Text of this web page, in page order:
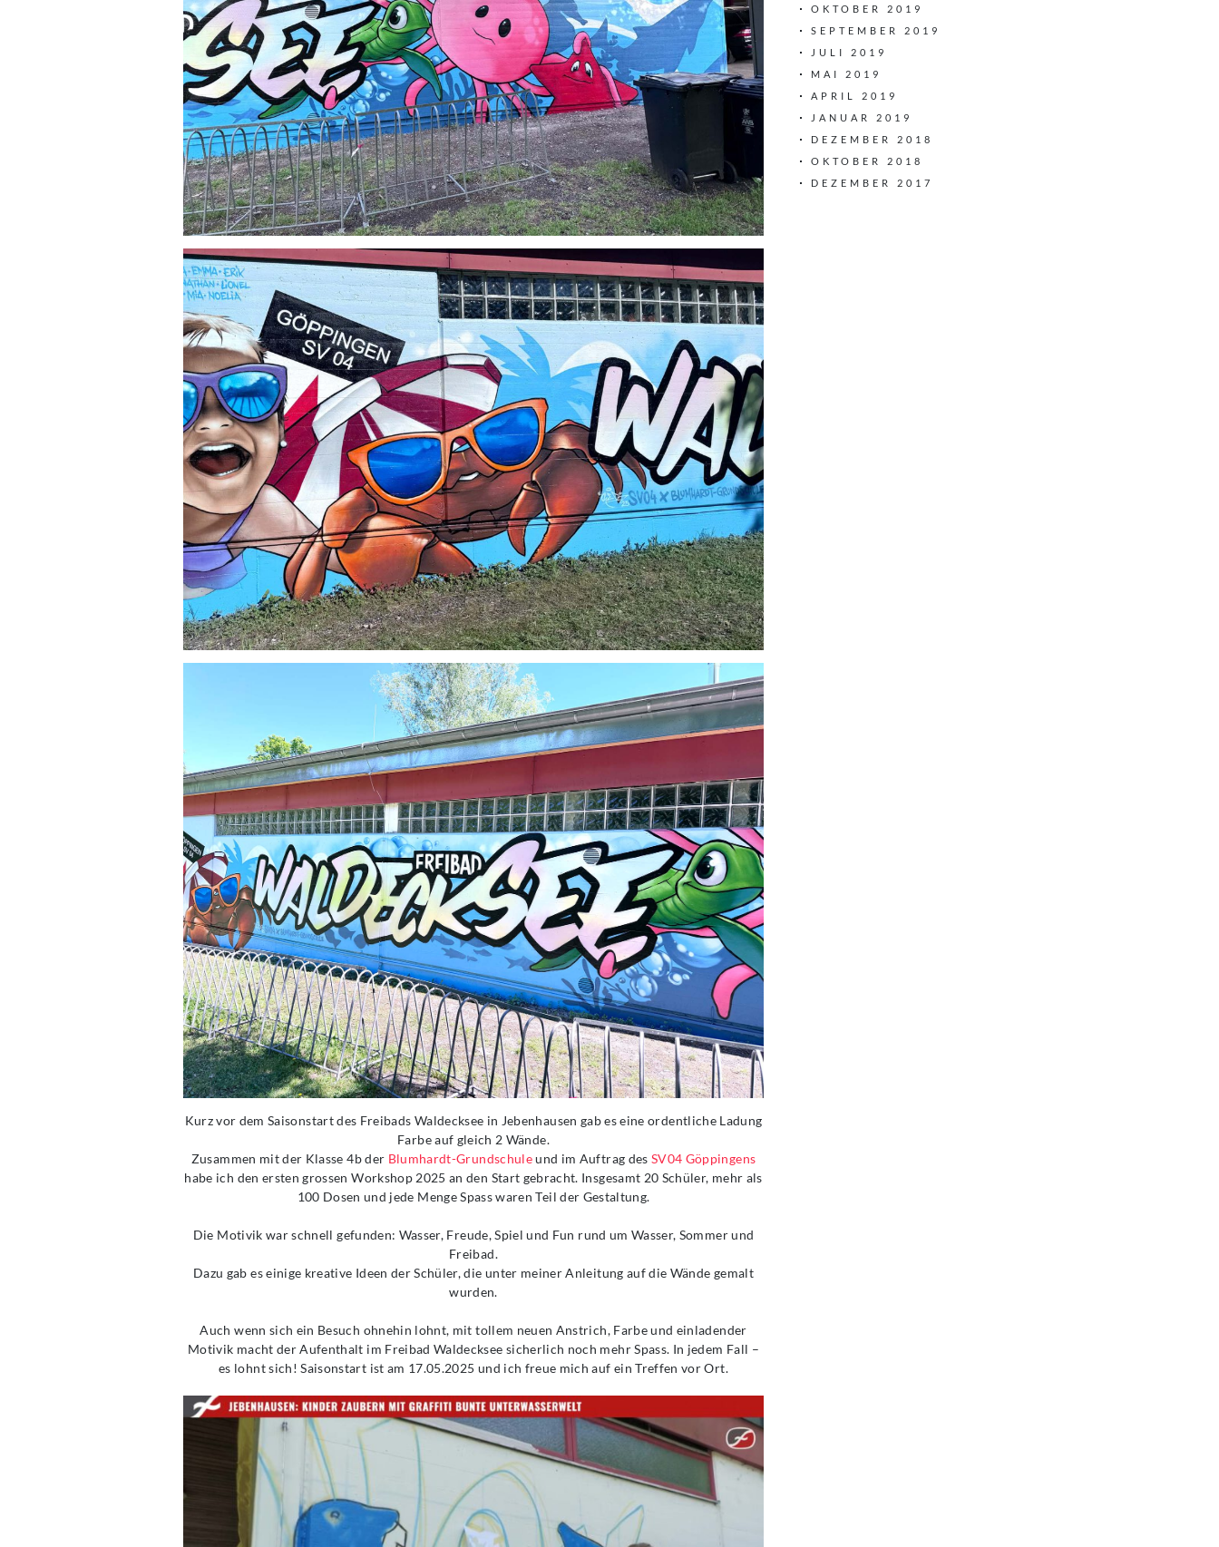
Kurz vor dem Saisonstart des Freibads Waldecksee in Jebenhausen gab es eine ordentliche Ladung
Farbe auf gleich 2 Wände.
Zusammen mit der Klasse 4b der Blumhardt-Grundschuleund im Auftrag des SV04 Göppingens
habe ich den ersten grossen Workshop 2025 an den Start gebracht. Insgesamt 20 Schüler, mehr als
100 Dosen und jede Menge Spass waren Teil der Gestaltung.
Die Motivik war schnell gefunden: Wasser, Freude, Spiel und Fun rund um Wasser, Sommer und
Freibad.
Dazu gab es einige kreative Ideen der Schüler, die unter meiner Anleitung auf die Wände gemalt
wurden.
Auch wenn sich ein Besuch ohnehin lohnt, mit tollem neuen Anstrich, Farbe und einladender
Motivik macht der Aufenthalt im Freibad Waldecksee sicherlich noch mehr Spass. In jedem Fall –
es lohnt sich! Saisonstart ist am 17.05.2025 und ich freue mich auf ein Treffen vor Ort.
OKTOBER 2019
SEPTEMBER 2019
JULI 2019
MAI 2019
APRIL 2019
JANUAR 2019
DEZEMBER 2018
OKTOBER 2018
DEZEMBER 2017